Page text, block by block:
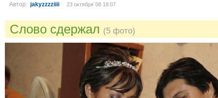
Автор: jakyzzzziiii 23 октября´08 18:07
Слово сдержал (5 фото)